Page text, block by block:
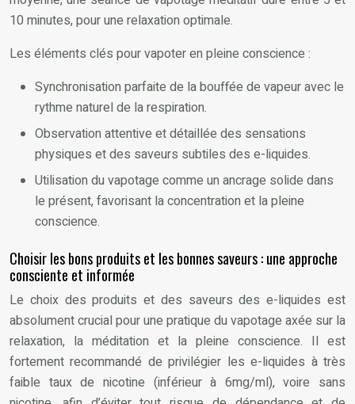
10 minutes, pour une relaxation optimale.
Les éléments clés pour vapoter en pleine conscience :
Synchronisation parfaite de la bouffée de vapeur avec le
rythme naturel de la respiration.
Observation attentive et détaillée des sensations
physiques et des saveurs subtiles des e-liquides.
Utilisation du vapotage comme un ancrage solide dans
le présent, favorisant la concentration et la pleine
conscience.
Choisir les bons produits et les bonnes saveurs : une approche
consciente et informée
Le choix des produits et des saveurs des e-liquides est
absolument crucial pour une pratique du vapotage axée sur la
relaxation, la méditation et la pleine conscience. Il est
fortement recommandé de privilégier les e-liquides à très
faible taux de nicotine (inférieur à 6mg/ml), voire sans